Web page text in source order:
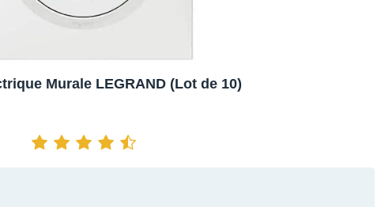
Murale LEGRAND (Lot de 10)